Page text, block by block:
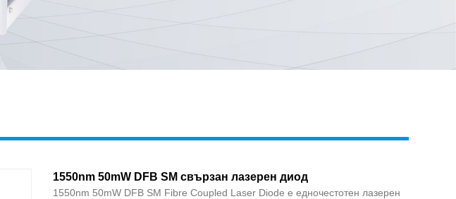
1550nm 50mW DFB SM свързан лазерен диод
1550nm 50mW DFB SM Fibre Coupled Laser Diode е едночестотен лазерен